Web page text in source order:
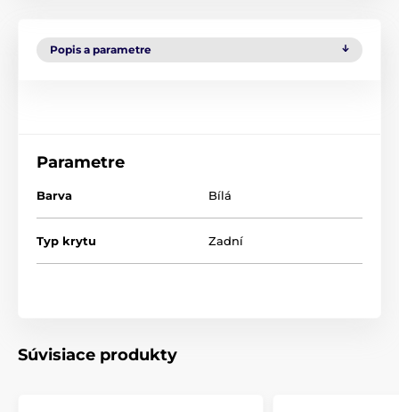
Popis a parametre
Parametre
Barva Bílá
Typ krytu Zadní
Súvisiace produkty